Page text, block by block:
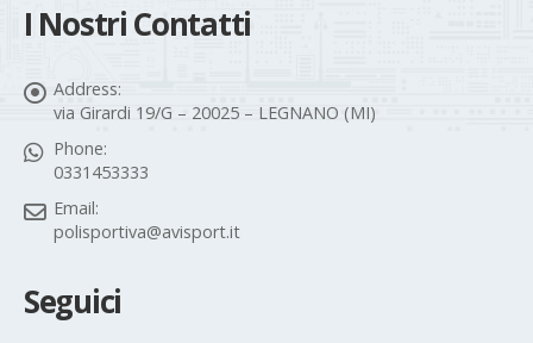
I Nostri Contatti
Address:
via Girardi 19/G – 20025 – LEGNANO (MI)
Phone:
0331453333
Email:
polisportiva@avisport.it
Seguici